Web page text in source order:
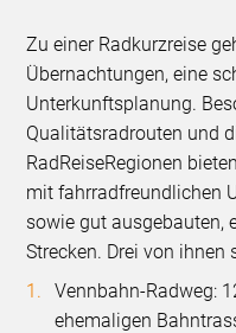
Zu einer Radkurzreise
Übernachtungen, eine
Unterkunftsplanung.
Qualitätsradrouten und
RadReiseRegionen
mit fahrradfreundlichen
sowie gut ausgebauten,
Strecken. Drei von ihnen
Vennbahn-Radweg:
ehemaligen